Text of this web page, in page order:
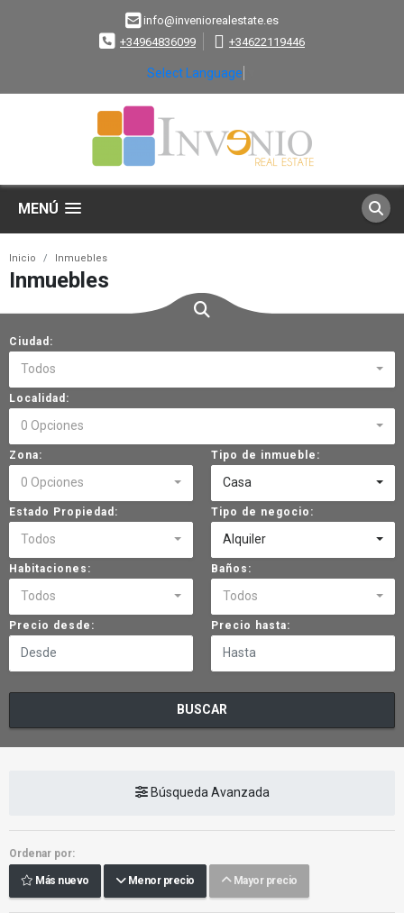
info@inveniorealestate.es
+34964836099
+34622119446
Select Language
MENÚ
Inicio Inmuebles
Inmuebles
Ciudad:
Todos
Localidad:
0 Opciones
Zona:
0 Opciones
Tipo de inmueble:
Casa
Estado Propiedad:
Todos
Tipo de negocio:
Alquiler
Habitaciones:
Todos
Baños:
Todos
Precio desde: Precio hasta:
BUSCAR
Búsqueda Avanzada
Ordenar por:
Más nuevo Menor precio Mayor precio